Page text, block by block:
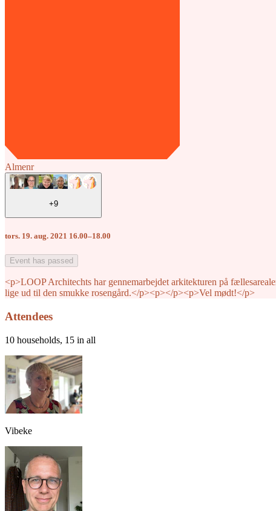
Almenr
+9
tors. 19. aug. 2021 16.00–18.00
Event has passed
<p>LOOP Architechts har gennemarbejdet arkitekturen på
lige ud til den smukke rosengård.</p><p>‍</p><p>Vel mødt!</p>
Attendees
10 households, 15 in all
Vibeke